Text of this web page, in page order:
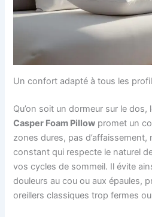
Un confort adapté à tous les
Qu’on soit un dormeur sur le dos,
Casper Foam Pillow promet un
zones dures, pas d’affaissement,
constant qui respecte le naturel
vos cycles de sommeil. Il évite
douleurs au cou ou aux épaules,
oreillers classiques trop fermes